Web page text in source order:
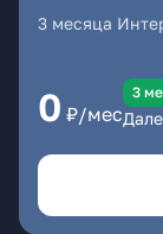
3 месяца
0 ₽/мес
3